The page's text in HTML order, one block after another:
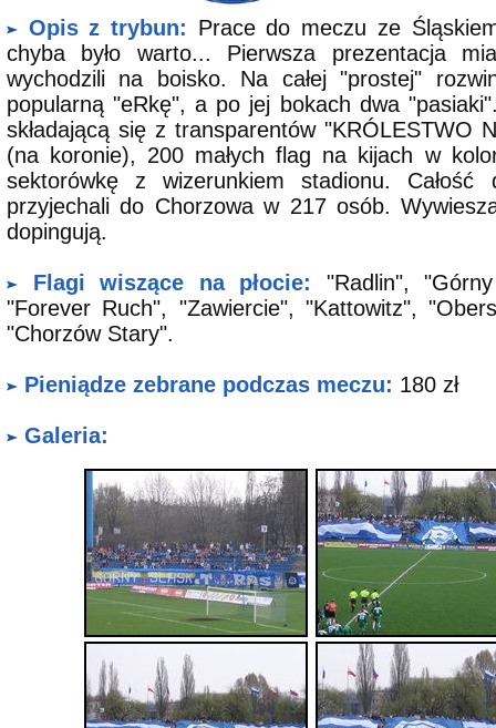
Opis z trybun: Prace do meczu ze
chyba było warto... Pierwsza prezentacja
wychodzili na boisko. Na całej "prostej"
popularną "eRkę", a po jej bokach dwa
składającą się z transparentów "KRÓLESTWO
(na koronie), 200 małych flag na kijach w
sektorówkę z wizerunkiem stadionu.
przyjechali do Chorzowa w 217 osób.
dopingują.
Flagi wiszące na płocie:
"Radlin",
"Forever Ruch", "Zawiercie", "Kattowitz",
"Chorzów Stary".
Pieniądze zebrane podczas meczu: 180 zł
Galeria: